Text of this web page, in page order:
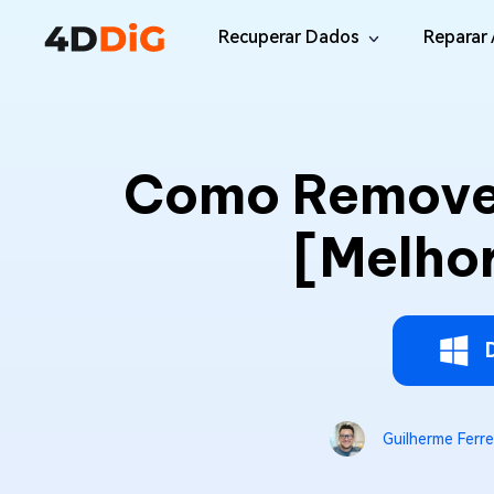
Recuperar Dados
Recuperar Arquivos Apagados de Win
Recuperar Arquivos Apagados de Mac
Recuperar Dados Perdidos de iPhone/
Android Recovery
Recuperar Arquivos no Android Sem
Reparar
Corrigir
Online
Como
Guilherme